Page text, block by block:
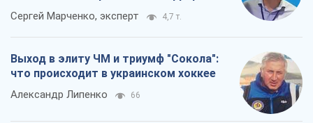
Сергей Марченко, эксперт 4,7 т.
Выход в элиту ЧМ и триумф "Сокола":
что происходит в украинском хоккее
Александр Липенко 66